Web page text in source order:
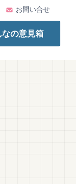
お問い合せ
なの意見箱